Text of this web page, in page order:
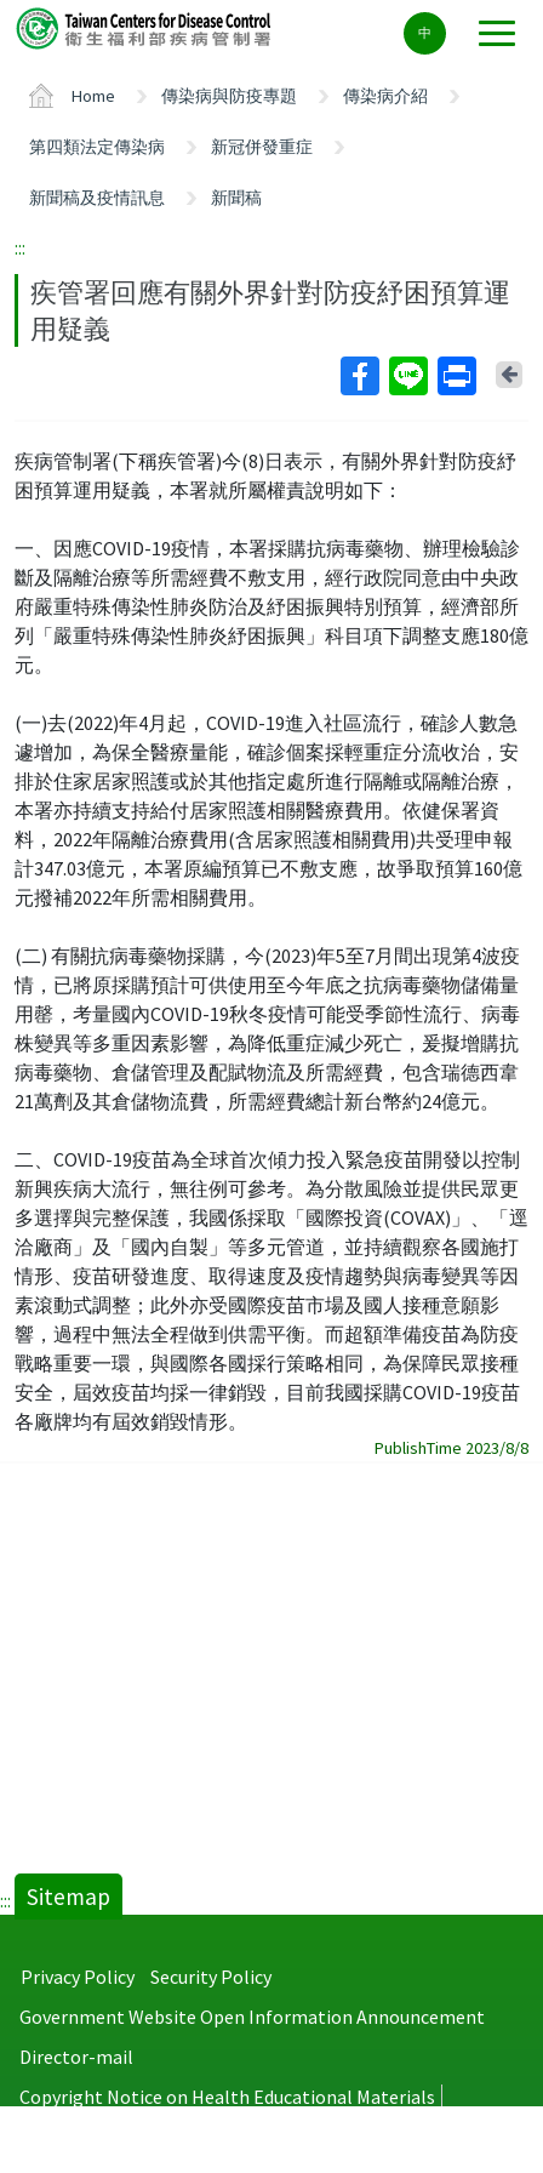
Center
block
中
Home 傳染病與防疫專題 傳染病介紹
第四類法定傳染病 新冠併發重症
新聞稿及疫情訊息 新聞稿
:::
疾管署回應有關外界針對防疫紓困預算運
用疑義
疾病管制署(下稱疾管署)今(8)日表示，有關外界針對防疫紓
困預算運用疑義，本署就所屬權責說明如下：
一、因應COVID-19疫情，本署採購抗病毒藥物、辦理檢驗診
斷及隔離治療等所需經費不敷支用，經行政院同意由中央政
府嚴重特殊傳染性肺炎防治及紓困振興特別預算，經濟部所
列「嚴重特殊傳染性肺炎紓困振興」科目項下調整支應180億
元。
(一)去(2022)年4月起，COVID-19進入社區流行，確診人數急
遽增加，為保全醫療量能，確診個案採輕重症分流收治，安
排於住家居家照護或於其他指定處所進行隔離或隔離治療，
本署亦持續支持給付居家照護相關醫療費用。依健保署資
料，2022年隔離治療費用(含居家照護相關費用)共受理申報
計347.03億元，本署原編預算已不敷支應，故爭取預算160億
元撥補2022年所需相關費用。
(二) 有關抗病毒藥物採購，今(2023)年5至7月間出現第4波疫
情，已將原採購預計可供使用至今年底之抗病毒藥物儲備量
用罄，考量國內COVID-19秋冬疫情可能受季節性流行、病毒
株變異等多重因素影響，為降低重症減少死亡，爰擬增購抗
病毒藥物、倉儲管理及配賦物流及所需經費，包含瑞德西韋
21萬劑及其倉儲物流費，所需經費總計新台幣約24億元。
二、COVID-19疫苗為全球首次傾力投入緊急疫苗開發以控制
新興疾病大流行，無往例可參考。為分散風險並提供民眾更
多選擇與完整保護，我國係採取「國際投資(COVAX)」、「逕
洽廠商」及「國內自製」等多元管道，並持續觀察各國施打
情形、疫苗研發進度、取得速度及疫情趨勢與病毒變異等因
素滾動式調整；此外亦受國際疫苗市場及國人接種意願影
響，過程中無法全程做到供需平衡。而超額準備疫苗為防疫
戰略重要一環，與國際各國採行策略相同，為保障民眾接種
安全，屆效疫苗均採一律銷毀，目前我國採購COVID-19疫苗
各廠牌均有屆效銷毀情形。
PublishTime 2023/8/8
::: Sitemap
Privacy Policy
Security Policy
Government Website Open Information Announcement
Director-mail
Copyright Notice on Health Educational Materials